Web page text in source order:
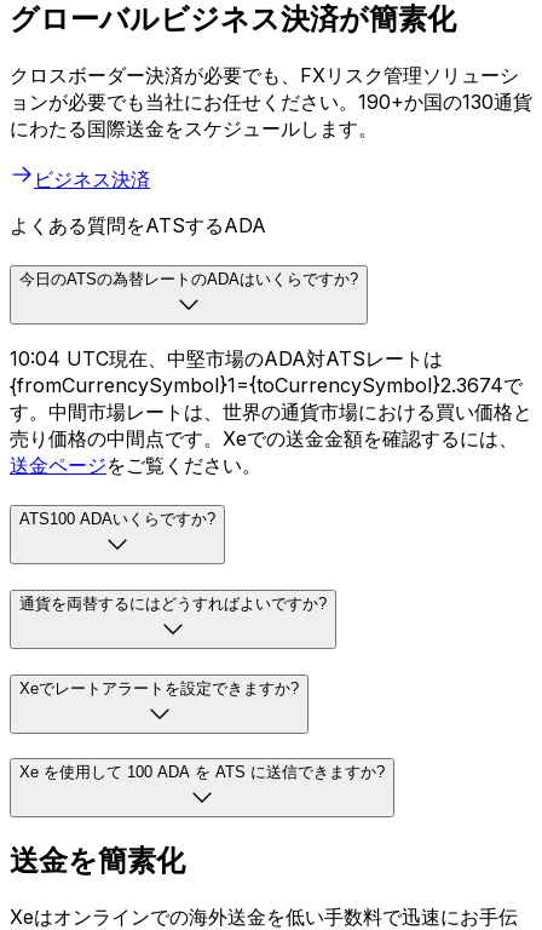
グローバルビジネス決済が簡素化
クロスボーダー決済が必要でも、FXリスク管理ソリューシ
ョンが必要でも当社にお任せください。190+か国の130通貨
にわたる国際送金をスケジュールします。
ビジネス決済
よくある質問をATSするADA
今日のATSの為替レートのADAはいくらですか?
10:04 UTC現在、中堅市場のADA対ATSレートは
{fromCurrencySymbol}1={toCurrencySymbol}2.3674で
す。中間市場レートは、世界の通貨市場における買い価格と
売り価格の中間点です。Xeでの送金金額を確認するには、
送金ページをご覧ください。
ATS100 ADAいくらですか?
通貨を両替するにはどうすればよいですか?
Xeでレートアラートを設定できますか?
Xe を使用して 100 ADA を ATS に送信できますか?
送金を簡素化
Xeはオンラインでの海外送金を低い手数料で迅速にお手伝